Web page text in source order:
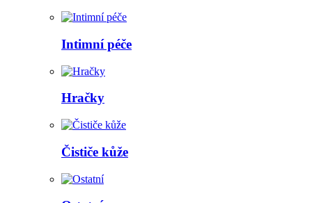
Intimní péče
Hračky
Čističe kůže